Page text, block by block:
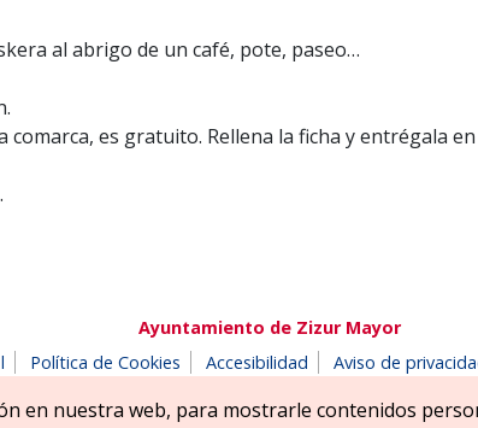
al abrigo de un café, pote, paseo…
comarca, es gratuito. Rellena la ficha y entrégala
Ayuntamiento de Zizur Mayor
Política de Cookies Accesibilidad Aviso de
Mayor-Zizur Nagusia (NAVARRA-NAFARROA)
en nuestra web, para mostrarle contenidos